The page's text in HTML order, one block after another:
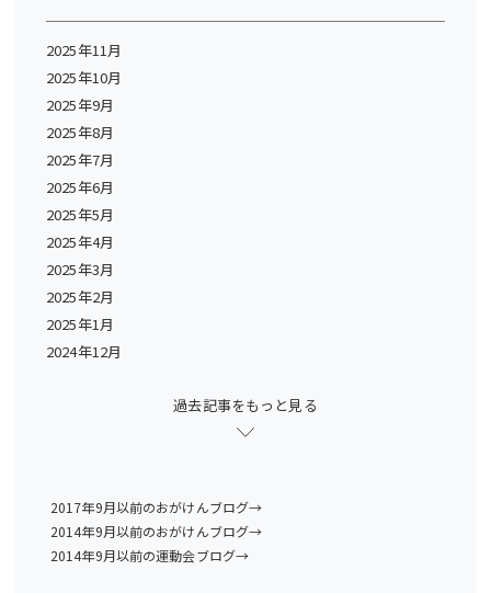
2025年11月
2025年10月
2025年9月
2025年8月
2025年7月
2025年6月
2025年5月
2025年4月
2025年3月
2025年2月
2025年1月
2024年12月
過去記事をもっと見る
2017年9月以前のおがけんブログ→
2014年9月以前のおがけんブログ→
2014年9月以前の運動会ブログ→